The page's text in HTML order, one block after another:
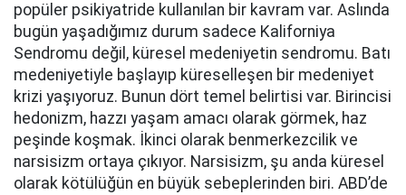
popüler psikiyatride kullanılan bir kavram var. Aslında
bugün yaşadığımız durum sadece Kaliforniya
Sendromu değil, küresel medeniyetin sendromu. Batı
medeniyetiyle başlayıp küreselleşen bir medeniyet
krizi yaşıyoruz. Bunun dört temel belirtisi var. Birincisi
hedonizm, hazzı yaşam amacı olarak görmek, haz
peşinde koşmak. İkinci olarak benmerkezcilik ve
narsisizm ortaya çıkıyor. Narsisizm, şu anda küresel
olarak kötülüğün en büyük sebeplerinden biri. ABD’de